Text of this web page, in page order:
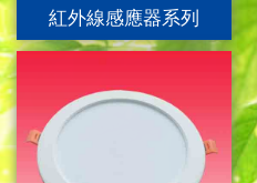
紅外線感應器系列